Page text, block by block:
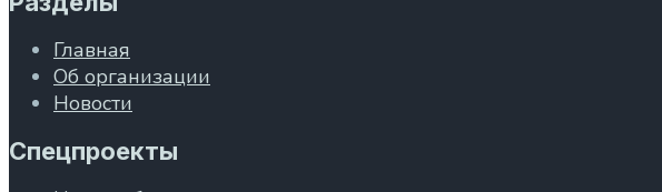
Главная
Об организации
Новости
Спецпроекты